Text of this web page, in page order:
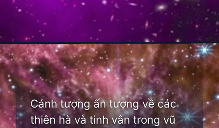
Đang mở https://thienvanhoc.edu.vn/hanh-tinh-nao-lon-nhat-trong-vu-tru
Cảnh tượng ấn tượng về các
thiên hà và tinh vân trong vũ